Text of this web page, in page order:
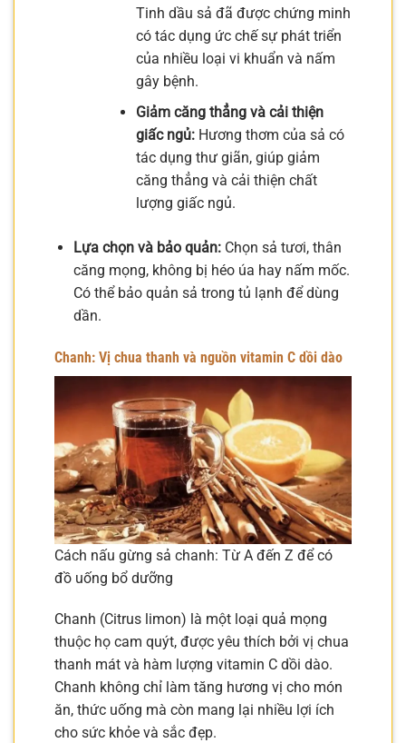
Tinh dầu sả đã được chứng minh
có tác dụng ức chế sự phát triển
của nhiều loại vi khuẩn và nấm
gây bệnh.
Giảm căng thẳng và cải thiện
giấc ngủ:Hương thơm của sả có
tác dụng thư giãn, giúp giảm
căng thẳng và cải thiện chất
lượng giấc ngủ.
Lựa chọn và bảo quản:Chọn sả tươi, thân
căng mọng, không bị héo úa hay nấm mốc.
Có thể bảo quản sả trong tủ lạnh để dùng
dần.
Chanh: Vị chua thanh và nguồn vitamin C dồi dào
Cách nấu gừng sả chanh: Từ A đến Z để có
đồ uống bổ dưỡng
Chanh (Citrus limon) là một loại quả mọng
thuộc họ cam quýt, được yêu thích bởi vị chua
thanh mát và hàm lượng vitamin C dồi dào.
Chanh không chỉ làm tăng hương vị cho món
ăn, thức uống mà còn mang lại nhiều lợi ích
cho sức khỏe và sắc đẹp.